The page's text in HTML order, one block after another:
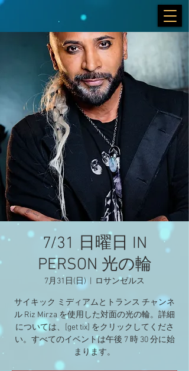
7/31 日曜日 IN
PERSON 光の輪
7月31日(日) ロサンゼルス
サイキック ミディアムとトランス チャンネ
ル Riz Mirza を使用した対面の光の輪。詳細
については、[get tix] をクリックしてくださ
い。すべてのイベントは午後 7 時 30 分に始
まります。